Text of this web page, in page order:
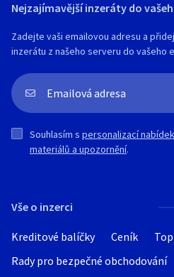
Vše o inzerci
Kreditové balíčky Ceník
Rady pro bezpečné obchodování
Nejzajímavější inzeráty do
Zadejte vaši emailovou adresu a
inzerátu z našeho serveru do vašeho
Souhlasím s personalizací
materiálů a upozornění.